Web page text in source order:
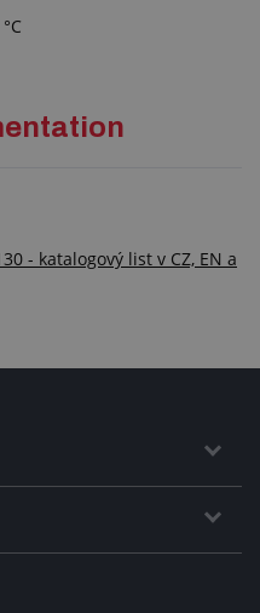
- katalogový list v CZ, EN a